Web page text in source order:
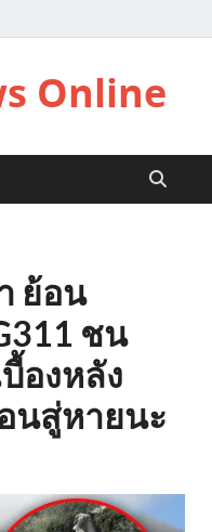
Online
ย้อน
ชน
องหลัง
นสู่หายนะ